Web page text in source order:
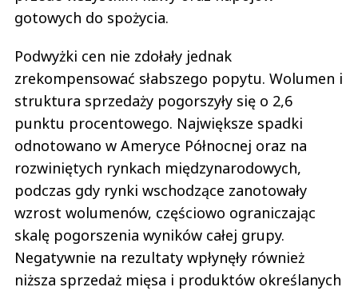
gotowych do spożycia.
Podwyżki cen nie zdołały jednak
zrekompensować słabszego popytu. Wolumen i
struktura sprzedaży pogorszyły się o 2,6
punktu procentowego. Największe spadki
odnotowano w Ameryce Północnej oraz na
rozwiniętych rynkach międzynarodowych,
podczas gdy rynki wschodzące zanotowały
wzrost wolumenów, częściowo ograniczając
skalę pogorszenia wyników całej grupy.
Negatywnie na rezultaty wpłynęły również
niższa sprzedaż mięsa i produktów określanych